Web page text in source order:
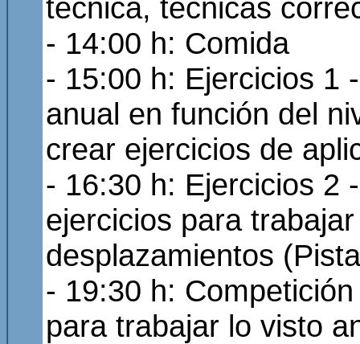
técnica, técnicas
- 14:00 h: Comida
- 15:00 h: Ejercicios 1
anual en función del
crear ejercicios de
- 16:30 h: Ejercicios 2
ejercicios para
desplazamientos
- 19:30 h:
para trabajar lo visto